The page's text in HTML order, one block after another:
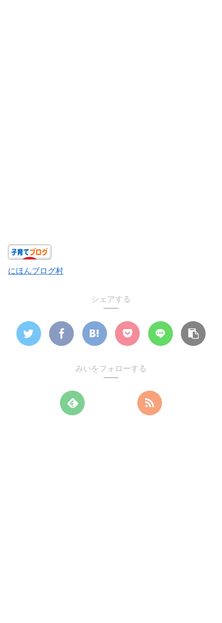
にほんブログ村
シェアする
みいをフォローする